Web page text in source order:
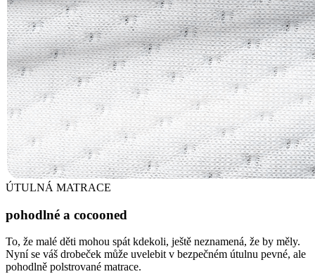
ÚTULNÁ MATRACE
pohodlné a cocooned
To, že malé děti mohou spát kdekoli, ještě neznamená, že by měly.
Nyní se váš drobeček může uvelebit v bezpečném útulnu pevné, ale
pohodlně polstrované matrace.